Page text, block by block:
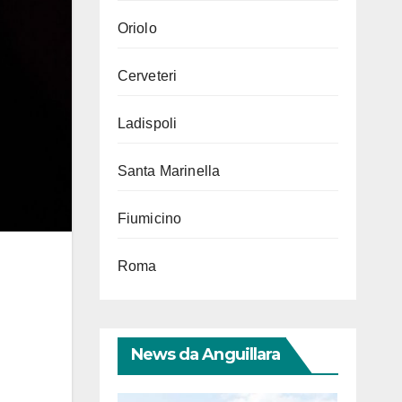
Oriolo
Cerveteri
Ladispoli
Santa Marinella
Fiumicino
Roma
News da Anguillara